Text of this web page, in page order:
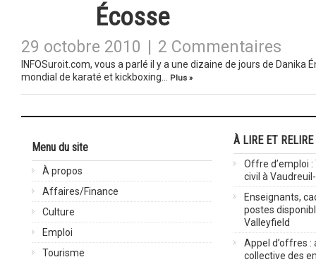
Écosse
29 octobre 2010 2 Commentaires
INFOSuroit.com, vous a parlé il y a une dizaine de jours de
mondial de karaté et kickboxing…
Plus »
Menu du site
À propos
Affaires/Finance
Culture
Emploi
Tourisme
À LIRE ET RELIRE
Offre d’emploi
civil à
Enseignants,
postes
Valleyfield
Appel d’offres :
collective des